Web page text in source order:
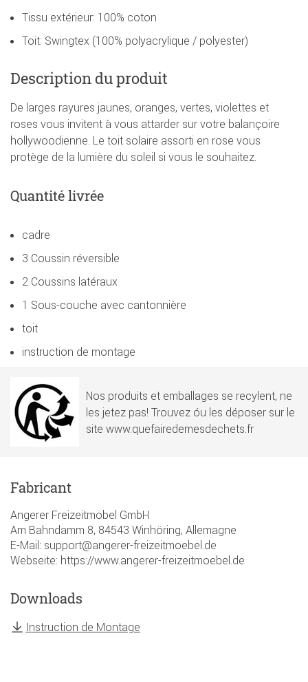
Tissu extérieur: 100% coton
Toit: Swingtex (100% polyacrylique / polyester)
Description du produit
De larges rayures jaunes, oranges, vertes, violettes et
roses vous invitent à vous attarder sur votre balançoire
hollywoodienne. Le toit solaire assorti en rose vous
protège de la lumière du soleil si vous le souhaitez.
Quantité livrée
cadre
3 Coussin réversible
2 Coussins latéraux
1 Sous-couche avec cantonnière
toit
instruction de montage
Nos produits et emballages se recylent, ne
les jetez pas! Trouvez óu les déposer sur le
site www.quefairedemesdechets.fr
Fabricant
Angerer Freizeitmöbel GmbH
Am Bahndamm 8, 84543 Winhöring, Allemagne
E-Mail: support@angerer-freizeitmoebel.de
Webseite: https://www.angerer-freizeitmoebel.de
Downloads
Instruction de Montage